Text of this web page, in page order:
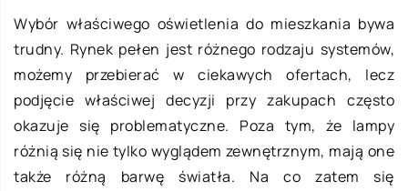
Wybór właściwego oświetlenia do mieszkania bywa
trudny. Rynek pełen jest różnego rodzaju systemów,
możemy przebierać w ciekawych ofertach, lecz
podjęcie właściwej decyzji przy zakupach często
okazuje się problematyczne. Poza tym, że lampy
różnią się nie tylko wyglądem zewnętrznym, mają one
także różną barwę światła. Na co zatem się